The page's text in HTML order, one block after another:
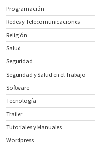
Programación
Redes y Telecomunicaciones
Religión
Salud
Seguridad
Seguridad y Salud en el Trabajo
Software
Tecnología
Trailer
Tutoriales y Manuales
Wordpress